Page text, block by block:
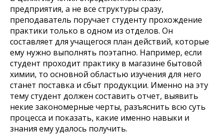
предприятия, а не все структуры сразу,
преподаватель поручает студенту прохождение
практики только в одном из отделов. Он
составляет для учащегося план действий, которые
ему нужно выполнять поэтапно. Например, если
студент проходит практику в магазине бытовой
химии, то основной областью изучения для него
станет поставка и сбыт продукции. Именно на эту
тему студент должен составить отчет, выявить
некие закономерные черты, разъяснить всю суть
процесса и показать, какие именно навыки и
знания ему удалось получить.